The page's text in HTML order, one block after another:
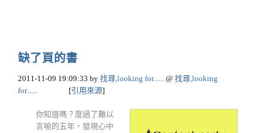
缺了頁的書
2011-11-09 19:09:33 by 找尋,looking for...... @ 找尋,looking
for......
[引用來源]
你知道嗎？度過了難以
言喻的五年，發現心中